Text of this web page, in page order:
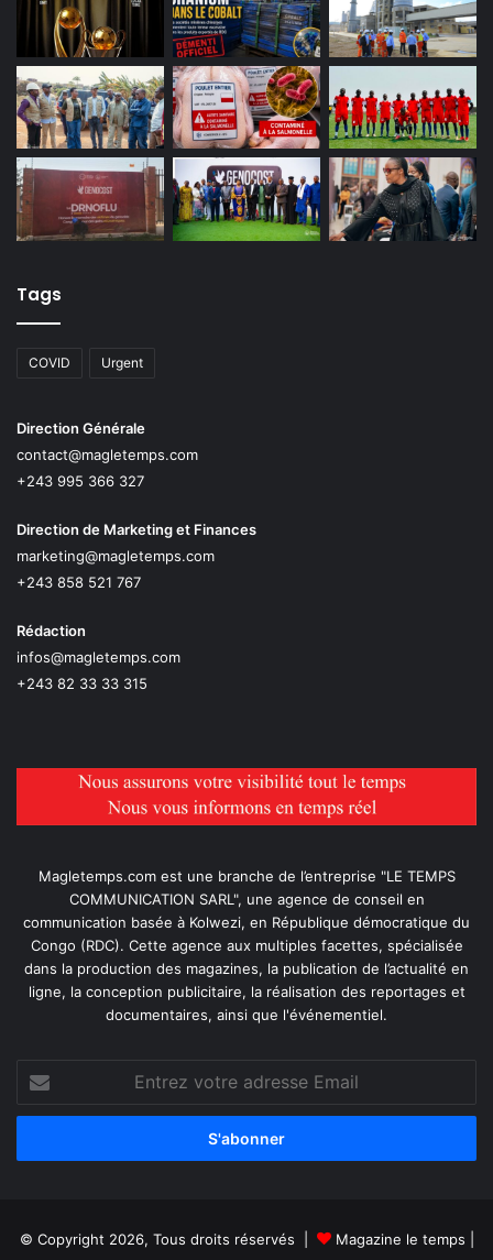
Tags
COVID Urgent
Direction Générale
contact@magletemps.com
+243 995 366 327
Direction de Marketing et Finances
marketing@magletemps.com
+243 858 521 767
Rédaction
infos@magletemps.com
+243 82 33 33 315
Magletemps.com est une branche de l’entreprise "LE TEMPS
COMMUNICATION SARL", une agence de conseil en
communication basée à Kolwezi, en République démocratique du
Congo (RDC). Cette agence aux multiples facettes, spécialisée
dans la production des magazines, la publication de l’actualité en
ligne, la conception publicitaire, la réalisation des reportages et
documentaires, ainsi que l'événementiel.
votre
adresse
© Copyright 2026, Tous droits réservés | Magazine le temps